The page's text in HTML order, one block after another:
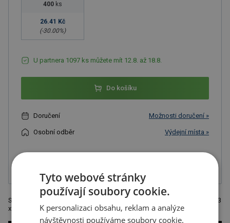
400 ks
26.41 Kč
(-30.00%)
U partnera 1097 ks můžete mít 12.8. až 18.8.
Do košíku
Doručení Možnosti doručení »
Osobní odběr Výdejní místa »
Sada 8 ks pastelek a pravítka v dřevěné krabičce, hnědá, rozměr 20,7 x 3
x 4 cm
Tyto webové stránky
používají soubory cookie.
K personalizaci obsahu, reklam a analýze
návštěvnosti používáme soubory cookie.